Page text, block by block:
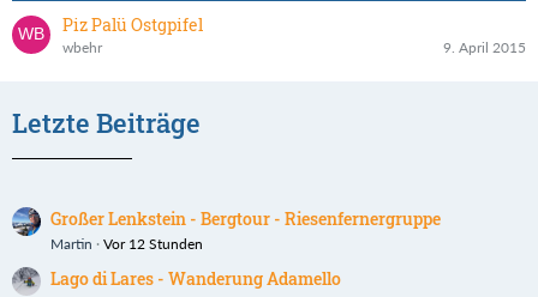
Piz Palü Ostgpifel
wbehr 9. April 2015
Letzte Beiträge
Großer Lenkstein - Bergtour - Riesenfernergruppe
Martin Vor 12 Stunden
Lago di Lares - Wanderung Adamello